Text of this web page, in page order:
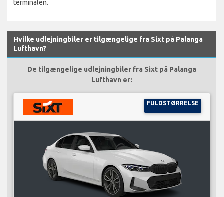
terminalen.
Hvilke udlejningbiler er tilgængelige fra Sixt på Palanga
Lufthavn?
De tilgængelige udlejningbiler fra Sixt på Palanga
Lufthavn er:
FULDSTØRRELSE